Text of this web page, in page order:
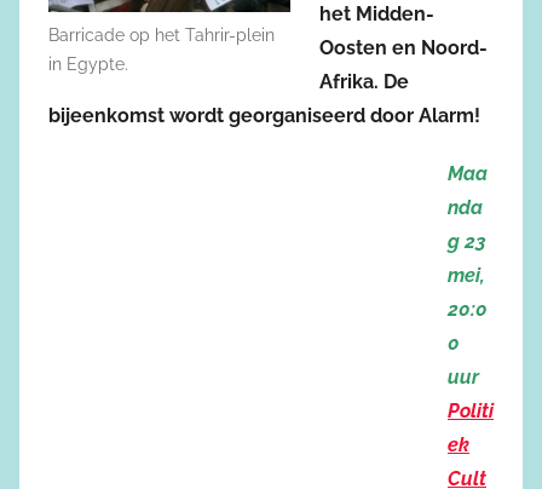
Barricade op het Tahrir-plein
in Egypte.
het Midden-
Oosten en Noord-
Afrika. De
bijeenkomst wordt georganiseerd door Alarm!
Maa
nda
g 23
mei,
20:0
0
uur
Politi
ek
Cult